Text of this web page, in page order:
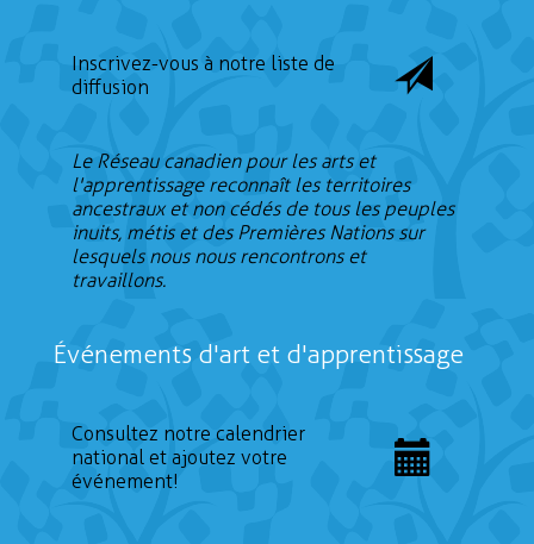
Inscrivez-vous à notre liste de
diffusion
Le Réseau canadien pour les arts et
l'apprentissage reconnaît les territoires
ancestraux et non cédés de tous les peuples
inuits, métis et des Premières Nations sur
lesquels nous nous rencontrons et
travaillons.
Événements d'art et d'apprentissage
Consultez notre calendrier
national et ajoutez votre
événement!